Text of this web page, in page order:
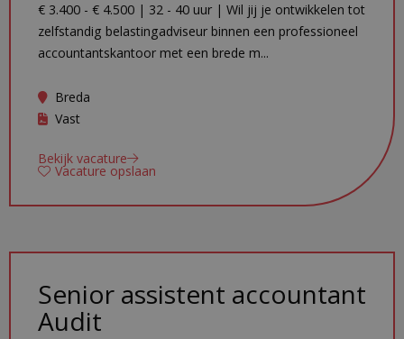
€ 3.400 - € 4.500 | 32 - 40 uur | Wil jij je ontwikkelen tot
zelfstandig belastingadviseur binnen een professioneel
accountantskantoor met een brede m...
Breda
Vast
Bekijk vacature
Vacature opslaan
Senior assistent accountant
Audit